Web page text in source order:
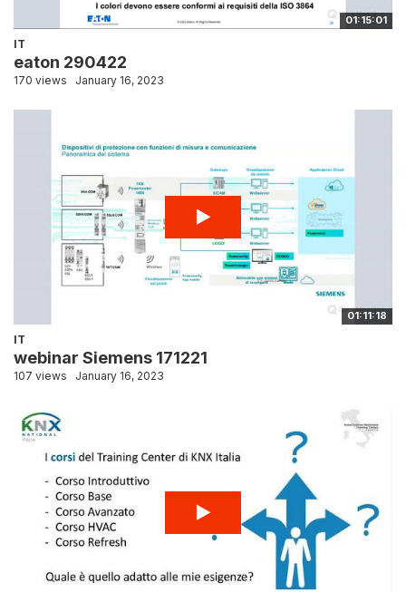
01:15:01
IT
eaton 290422
170 views January 16, 2023
01:11:18
IT
webinar Siemens 171221
107 views January 16, 2023